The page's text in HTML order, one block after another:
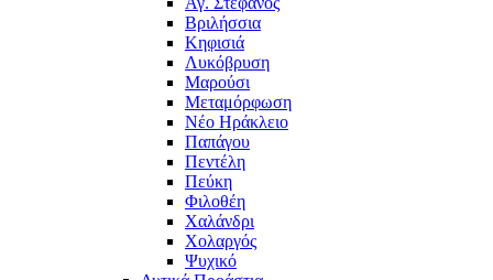
Βριλήσσια
Κηφισιά
Λυκόβρυση
Μαρούσι
Μεταμόρφωση
Νέο Ηράκλειο
Παπάγου
Πεντέλη
Πεύκη
Φιλοθέη
Χαλάνδρι
Χολαργός
Ψυχικό